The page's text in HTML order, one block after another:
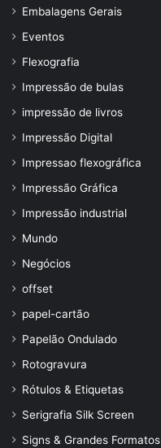
Embalagens Gerais
Eventos
Flexografia
Impressão de bulas
impressão de livros
Impressão Digital
Impressao flexográfica
Impressão Gráfica
Impressão industrial
Mundo
Negócios
offset
papel-cartão
Papelão Ondulado
Rotogravura
Rótulos & Etiquetas
Serigrafia Silk Screen
Signs & Grandes Formatos